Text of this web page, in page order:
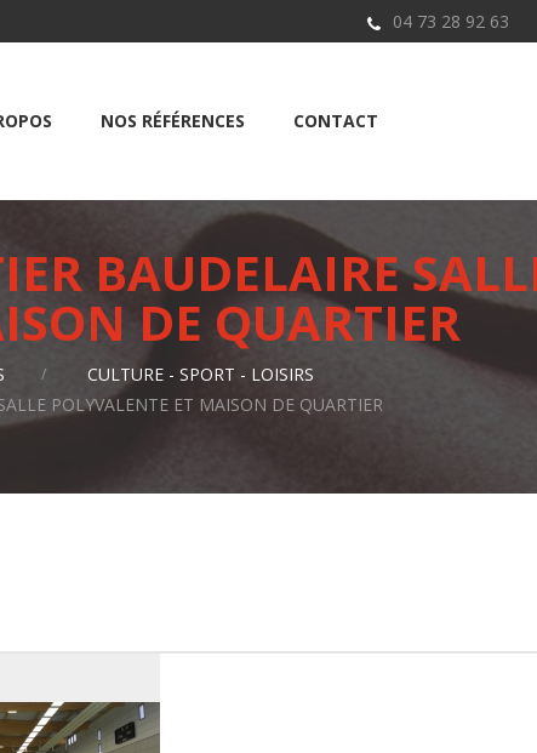
04 73 28 92 63
NOS RÉFÉRENCES CONTACT
BAUDELAIRE
DE QUARTIER
CULTURE - SPORT - LOISIRS
POLYVALENTE ET MAISON DE QUARTIER